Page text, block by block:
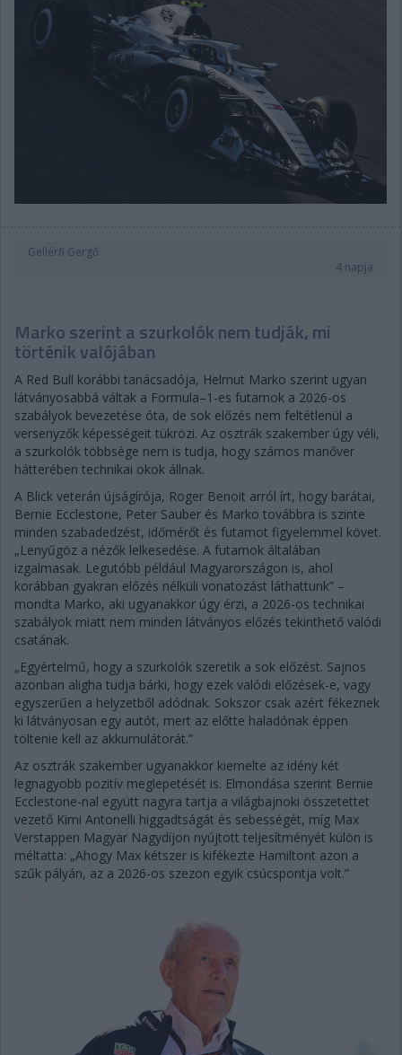
Gellérfi Gergő
4 napja
Marko szerint a szurkolók nem tudják, mi
történik valójában
A Red Bull korábbi tanácsadója, Helmut Marko szerint ugyan
látványosabbá váltak a Formula–1-es futamok a 2026-os
szabályok bevezetése óta, de sok előzés nem feltétlenül a
versenyzők képességeit tükrözi. Az osztrák szakember úgy véli,
a szurkolók többsége nem is tudja, hogy számos manőver
hátterében technikai okok állnak.
A Blick veterán újságírója, Roger Benoit arról írt, hogy barátai,
Bernie Ecclestone, Peter Sauber és Marko továbbra is szinte
minden szabadedzést, időmérőt és futamot figyelemmel követ.
„Lenyűgöz a nézők lelkesedése. A futamok általában
izgalmasak. Legutóbb például Magyarországon is, ahol
korábban gyakran előzés nélküli vonatozást láthattunk” –
mondta Marko, aki ugyanakkor úgy érzi, a 2026-os technikai
szabályok miatt nem minden látványos előzés tekinthető valódi
csatának.
„Egyértelmű, hogy a szurkolók szeretik a sok előzést. Sajnos
azonban aligha tudja bárki, hogy ezek valódi előzések-e, vagy
egyszerűen a helyzetből adódnak. Sokszor csak azért fékeznek
ki látványosan egy autót, mert az előtte haladónak éppen
töltenie kell az akkumulátorát.”
Az osztrák szakember ugyanakkor kiemelte az idény két
legnagyobb pozitív meglepetését is. Elmondása szerint Bernie
Ecclestone-nal együtt nagyra tartja a világbajnoki összetettet
vezető Kimi Antonelli higgadtságát és sebességét, míg Max
Verstappen Magyar Nagydíjon nyújtott teljesítményét külön is
méltatta: „Ahogy Max kétszer is kifékezte Hamiltont azon a
szűk pályán, az a 2026-os szezon egyik csúcspontja volt.”